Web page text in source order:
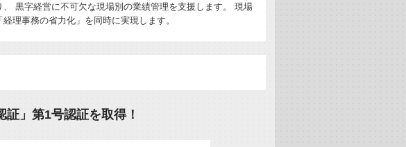
黒字経営に不可欠な現場別の業績管理を支援します。 現場
理事務の省力化」を同時に実現します。
証」第1号認証を取得！